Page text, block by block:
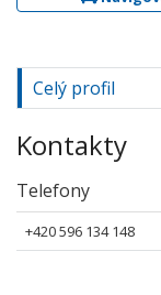
Celý profil
Kontakty
Telefony
+420 596 134 148